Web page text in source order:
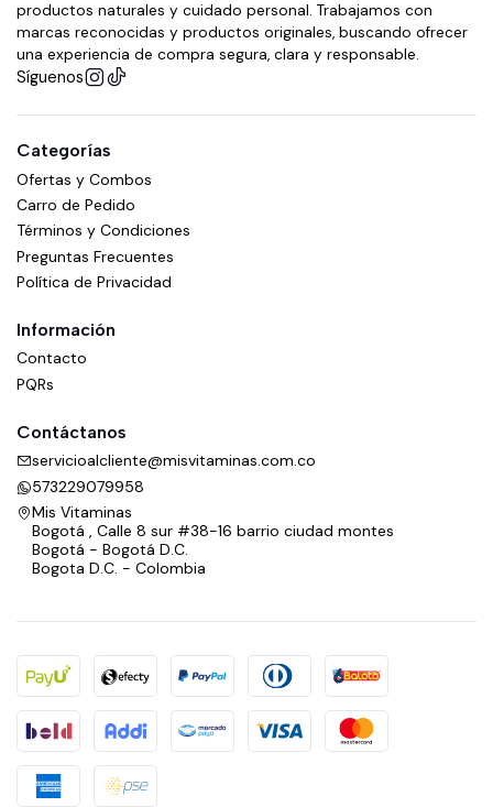
productos naturales y cuidado personal. Trabajamos con
marcas reconocidas y productos originales, buscando ofrecer
una experiencia de compra segura, clara y responsable.
Síguenos
Categorías
Ofertas y Combos
Carro de Pedido
Términos y Condiciones
Preguntas Frecuentes
Política de Privacidad
Información
Contacto
PQRs
Contáctanos
servicioalcliente@misvitaminas.com.co
573229079958
Mis Vitaminas
Bogotá , Calle 8 sur #38-16 barrio ciudad montes
Bogotá - Bogotá D.C.
Bogota D.C. - Colombia